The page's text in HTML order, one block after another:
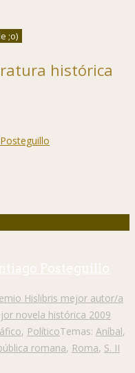
histórica
Posteguillo
Hislibris mejor autor/a
novela histórica 2009
, PolíticoTemas: Aníbal,
romana, Roma, S. II